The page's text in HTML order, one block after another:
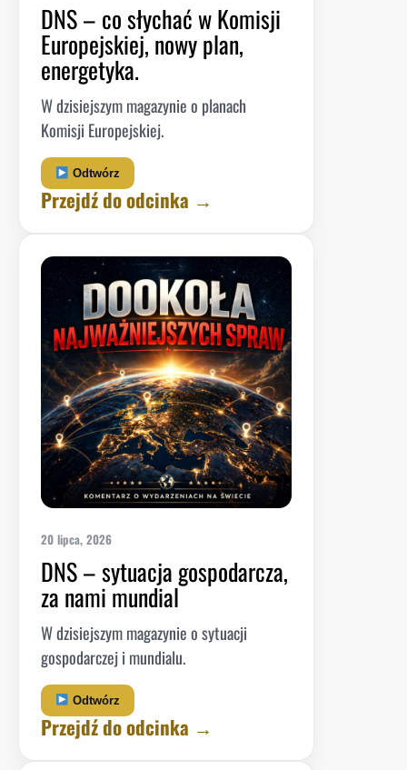
DNS – co słychać w Komisji
Europejskiej, nowy plan,
energetyka.
W dzisiejszym magazynie o planach
Komisji Europejskiej.
Odtwórz
Przejdź do odcinka →
20 lipca, 2026
DNS – sytuacja gospodarcza,
za nami mundial
W dzisiejszym magazynie o sytuacji
gospodarczej i mundialu.
Odtwórz
Przejdź do odcinka →